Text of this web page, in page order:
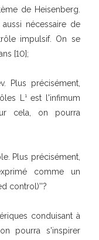
de Heisenberg.
nécessaire de
impulsif. On se
[10];
Plus précisément,
L¹ est l'infimum
cela, on pourra
Plus précisément,
comme un
control)''?
conduisant à
pourra s'inspirer